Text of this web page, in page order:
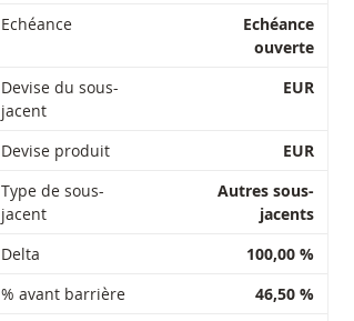
Echéance
Echéance
ouverte
Devise du sous-
jacent
EUR
Devise produit
EUR
Type de sous-
jacent
Autres sous-
jacents
Delta
100,00 %
% avant barrière
46,50 %